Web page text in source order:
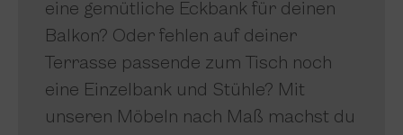
eine gemütliche Eckbank für deinen
Balkon? Oder fehlen auf deiner
Terrasse passende zum Tisch noch
eine Einzelbank und Stühle? Mit
unseren Möbeln nach Maß machst du